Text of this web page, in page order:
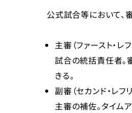
公式試合等において、
主審（ファースト・レフ
試合の統括責任者。
きる。
副審（セカンド・レフ
主審の補佐。タイム